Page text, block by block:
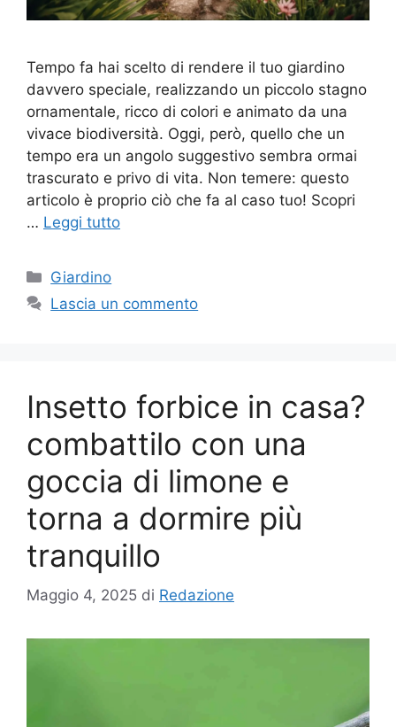
Tempo fa hai scelto di rendere il tuo giardino
davvero speciale, realizzando un piccolo stagno
ornamentale, ricco di colori e animato da una
vivace biodiversità. Oggi, però, quello che un
tempo era un angolo suggestivo sembra ormai
trascurato e privo di vita. Non temere: questo
articolo è proprio ciò che fa al caso tuo! Scopri
… Leggi tutto
Categorie
Giardino
Lascia un commento
Insetto forbice in casa?
combattilo con una
goccia di limone e
torna a dormire più
tranquillo
Maggio 4, 2025 di Redazione